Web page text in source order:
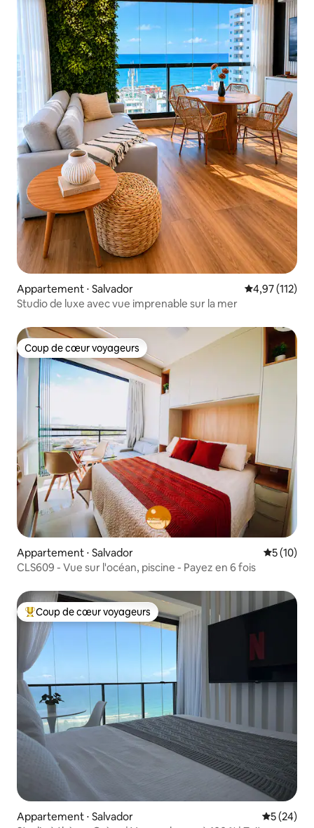
Appartement ⋅ Salvador Évaluation
4,97 (112)
Studio de luxe avec vue imprenable sur la mer
Coup de cœur voyageurs
Coup de cœur voyageurs
Appartement ⋅ Salvador
5 (10)
CLS609 - Vue sur l'océan, piscine - Payez en 6 fois
Coups de cœur voyageurs les plus appréciés
Coup de cœur voyageurs
Appartement ⋅ Salvador
5 (24)